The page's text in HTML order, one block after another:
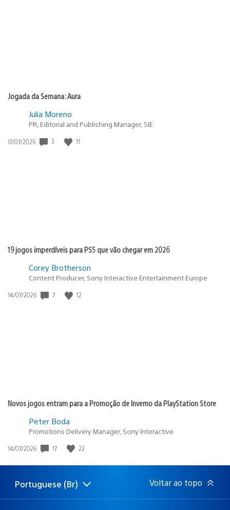
Jogada da Semana: Aura
Julia Moreno
PR, Editorial and Publishing Manager, SIE
Data
17/07/2026 3 11
19 jogos imperdíveis para PS5 que vão chegar em 2026
Corey Brotherson
Content Producer, Sony Interactive Entertainment Europe
Data
14/07/2026 7 12
Novos jogos entram para a Promoção de Inverno da PlayStation Store
Peter Boda
Promotions Delivery Manager, Sony Interactive
Data
publicação:
14/07/2026 17 22
Selecione
uma
Região
atual:
Portuguese (Br) Voltar ao topo